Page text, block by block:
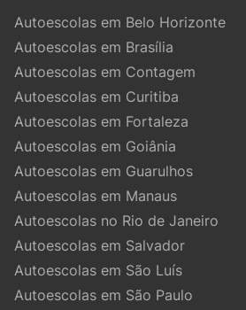
Autoescolas em Belo Horizonte
Autoescolas em Brasília
Autoescolas em Contagem
Autoescolas em Curitiba
Autoescolas em Fortaleza
Autoescolas em Goiânia
Autoescolas em Guarulhos
Autoescolas em Manaus
Autoescolas no Rio de Janeiro
Autoescolas em Salvador
Autoescolas em São Luís
Autoescolas em São Paulo